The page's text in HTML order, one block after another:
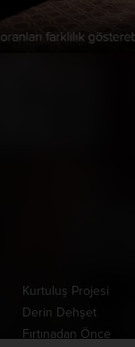
Kurtuluş Projesi
Derin Dehşet
Fırtınadan Önce